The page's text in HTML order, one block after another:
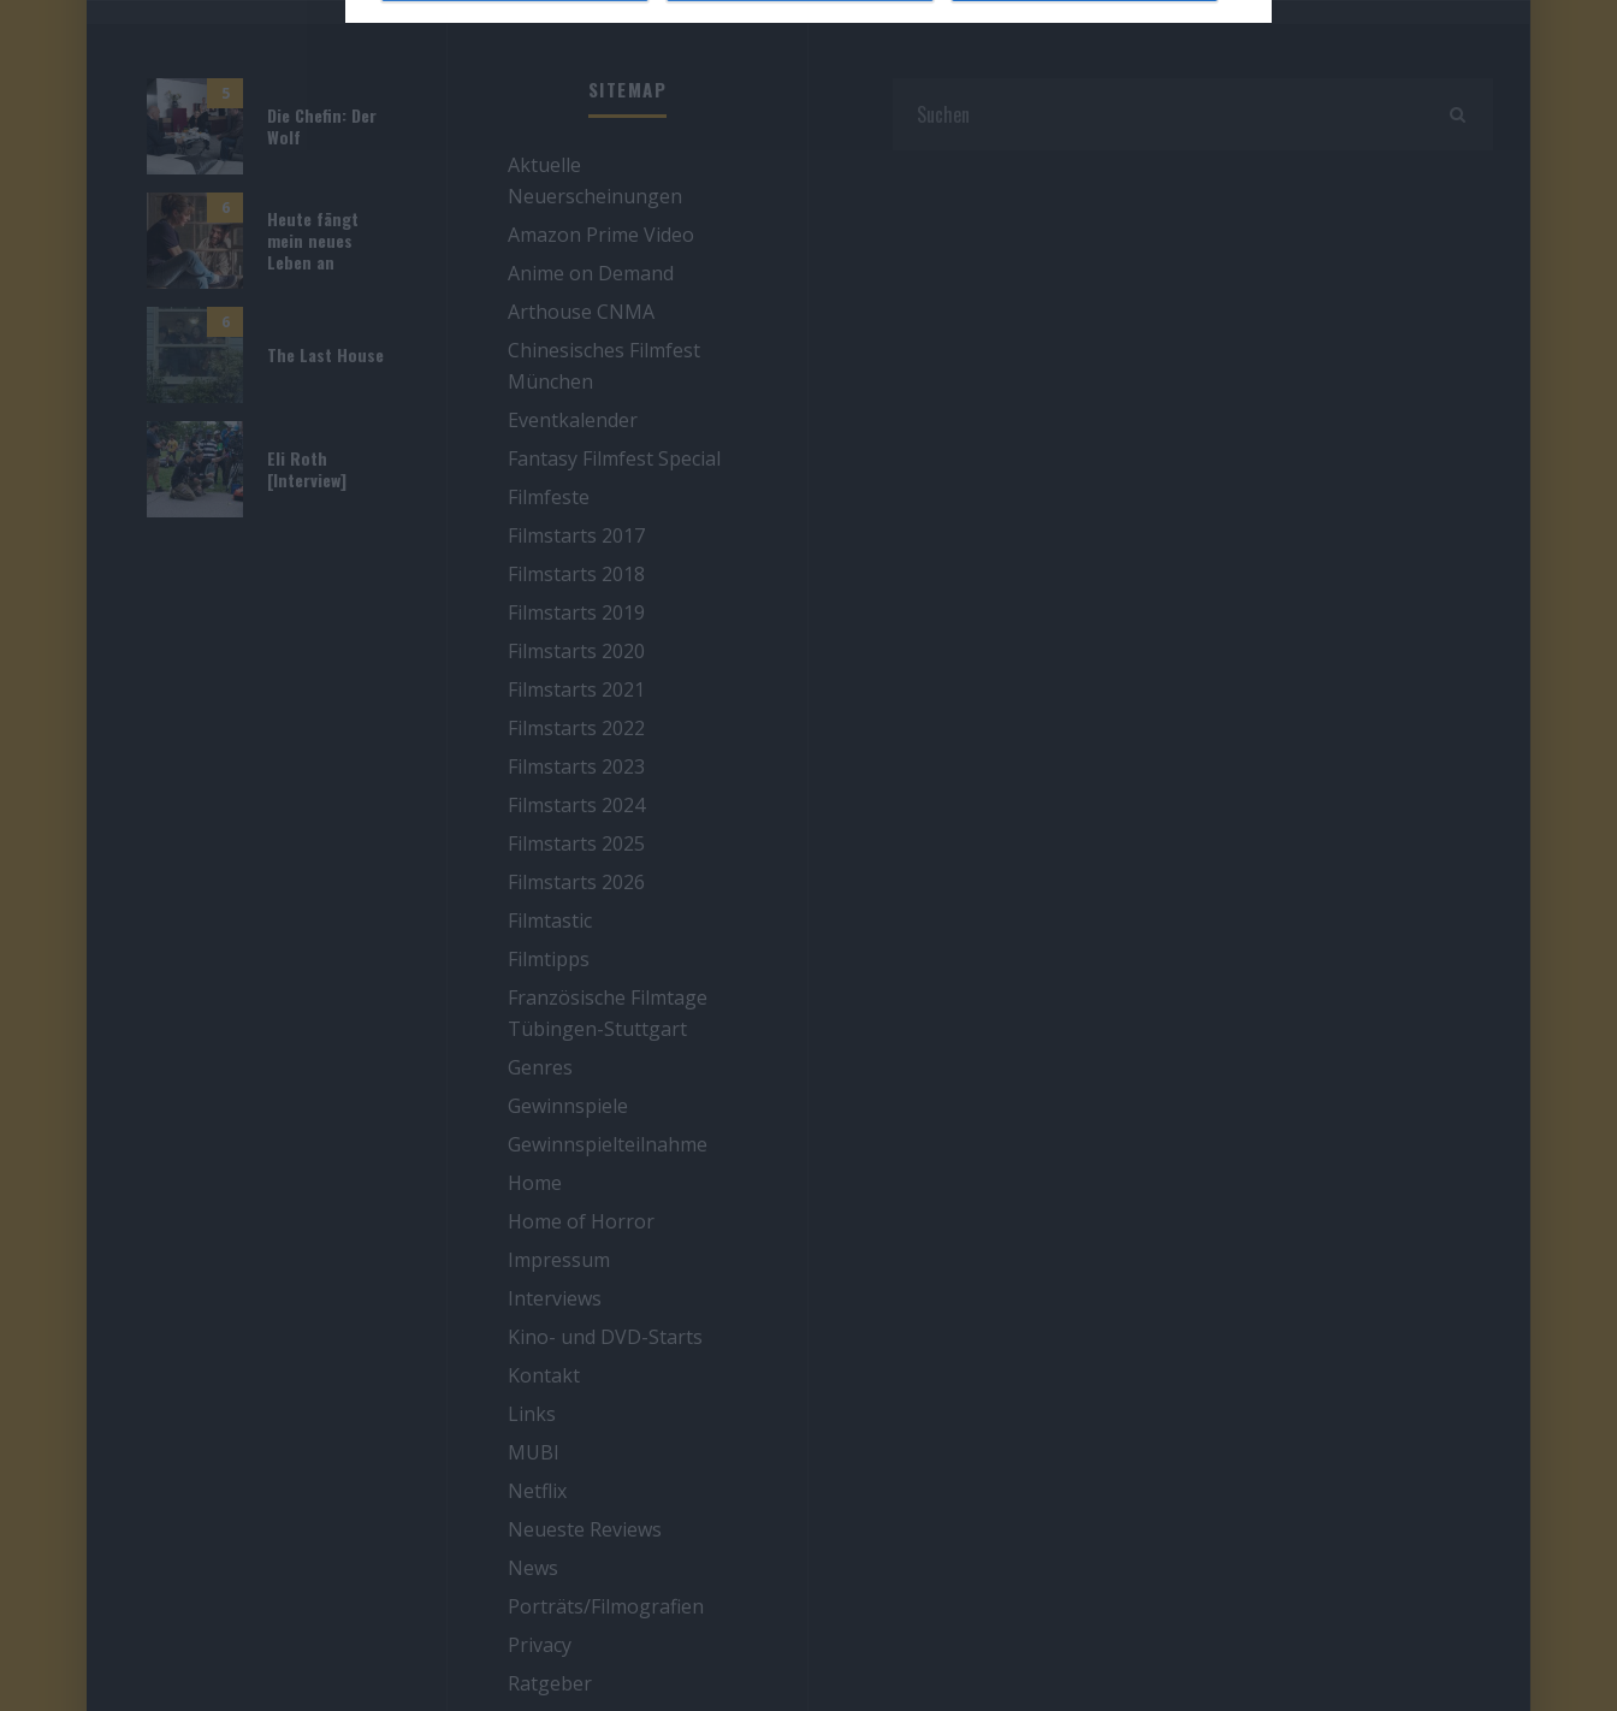
5
Die Chefin: Der
Wolf
6
Heute fängt
mein neues
Leben an
6
The Last House
Eli Roth
[Interview]
SITEMAP
Aktuelle
Neuerscheinungen
Amazon Prime Video
Anime on Demand
Arthouse CNMA
Chinesisches Filmfest
München
Eventkalender
Fantasy Filmfest Special
Filmfeste
Filmstarts 2017
Filmstarts 2018
Filmstarts 2019
Filmstarts 2020
Filmstarts 2021
Filmstarts 2022
Filmstarts 2023
Filmstarts 2024
Filmstarts 2025
Filmstarts 2026
Filmtastic
Filmtipps
Französische Filmtage
Tübingen-Stuttgart
Genres
Gewinnspiele
Gewinnspielteilnahme
Home
Home of Horror
Impressum
Interviews
Kino- und DVD-Starts
Kontakt
Links
MUBI
Netflix
Neueste Reviews
News
Porträts/Filmografien
Privacy
Ratgeber